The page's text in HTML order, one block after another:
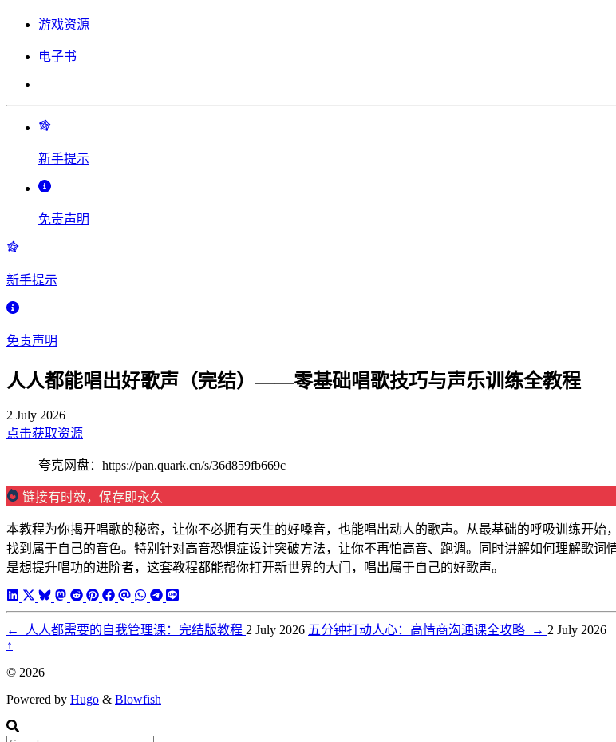
游戏资源
电子书
新手提示
免责声明
新手提示
免责声明
人人都能唱出好歌声（完结）——零基础唱歌技巧与声乐训练全教程
2 July 2026
点击获取资源
夸克网盘：https://pan.quark.cn/s/36d859fb669c
链接有时效，保存即永久
本教程为你揭开唱歌的秘密，让你不必拥有天生的好嗓音，也能唱出动人的歌声。从最基础的呼吸训练开
找到属于自己的音色。特别针对高音恐惧症设计突破方法，让你不再怕高音、跑调。同时讲解如何理解歌
是想提升唱功的进阶者，这套教程都能帮你打开新世界的大门，唱出属于自己的好歌声。
← 人人都需要的自我管理课：完结版教程 2 July 2026 五分钟打动人心：高情商沟通课全攻略 → 2 July 2026
↑
© 2026
Powered by Hugo & Blowfish